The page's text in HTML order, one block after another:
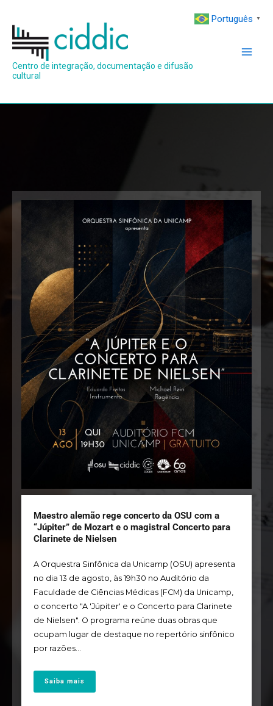
para
conteúdo
Centro de integração, documentação e difusão
cultural
Maestro alemão rege concerto da OSU com a
“Júpiter” de Mozart e o magistral Concerto para
Clarinete de Nielsen
A Orquestra Sinfônica da Unicamp (OSU) apresenta
no dia 13 de agosto, às 19h30 no Auditório da
Faculdade de Ciências Médicas (FCM) da Unicamp,
o concerto "A 'Júpiter' e o Concerto para Clarinete
de Nielsen". O programa reúne duas obras que
ocupam lugar de destaque no repertório sinfônico
por razões...
Saiba mais
Português ▼